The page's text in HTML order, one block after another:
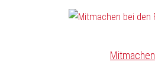
Mitmachen